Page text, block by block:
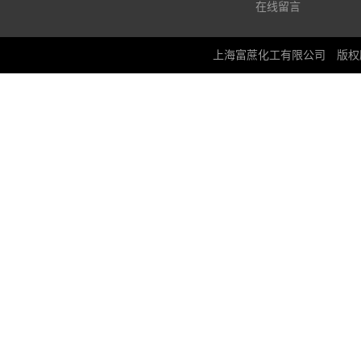
在线留言
上海富蔗化工有限公司 版